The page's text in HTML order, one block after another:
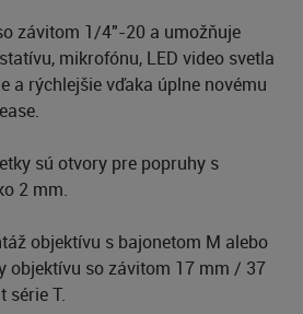
závitom 1/4"-20 a umožňuje
mikrofónu, LED video svetla
a rýchlejšie vďaka úplne novému
sú otvory pre popruhy s
2 mm.
objektívu s bajonetom M alebo
objektívu so závitom 17 mm / 37
série T.